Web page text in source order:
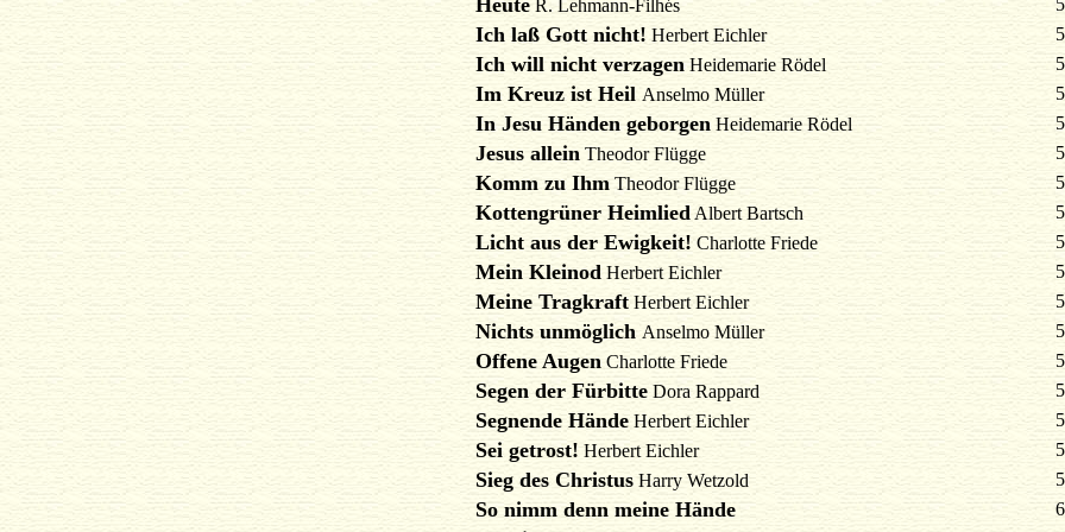
Heute R. Lehmann-Filhés
Ich laß Gott nicht! Herbert Eichler
Ich will nicht verzagen Heidemarie Rödel
Im Kreuz ist Heil Anselmo Müller
In Jesu Händen geborgen Heidemarie Rödel
Jesus allein Theodor Flügge
Komm zu Ihm Theodor Flügge
Kottengrüner Heimlied Albert Bartsch
Licht aus der Ewigkeit! Charlotte Friede
Mein Kleinod Herbert Eichler
Meine Tragkraft Herbert Eichler
Nichts unmöglich Anselmo Müller
Offene Augen Charlotte Friede
Segen der Fürbitte Dora Rappard
Segnende Hände Herbert Eichler
Sei getrost! Herbert Eichler
Sieg des Christus Harry Wetzold
So nimm denn meine Hände